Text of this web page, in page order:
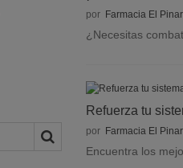
por Farmacia El Pinar
¿Necesitas
Refuerza tu
por Farmacia El Pinar
Encuentra los